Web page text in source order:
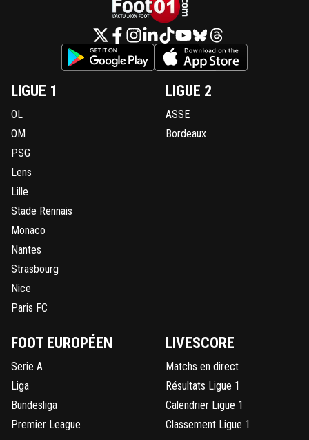
LIGUE 1
OL
OM
PSG
Lens
Lille
Stade Rennais
Monaco
Nantes
Strasbourg
Nice
Paris FC
LIGUE 2
ASSE
Bordeaux
FOOT EUROPÉEN
Serie A
Liga
Bundesliga
Premier League
LIVESCORE
Matchs en direct
Résultats Ligue 1
Calendrier Ligue 1
Classement Ligue 1